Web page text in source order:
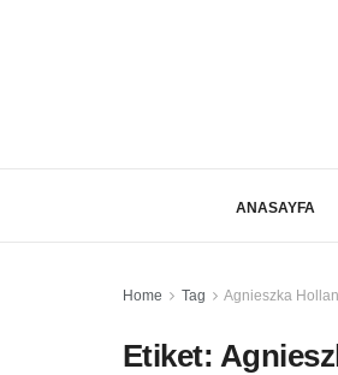
ANASAYFA
Home Tag Agnieszka Hollan
Etiket: